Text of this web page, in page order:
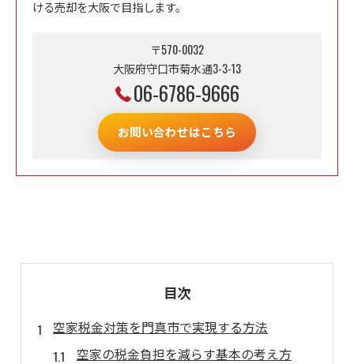
ける売却を大阪で目指します。
〒570-0032
大阪府守口市菊水通3-3-13
06-6786-9666
お問い合わせはこちら
目次
空家税金対策を門真市で実現する方法
空家の税金負担を減らす基本の考え方